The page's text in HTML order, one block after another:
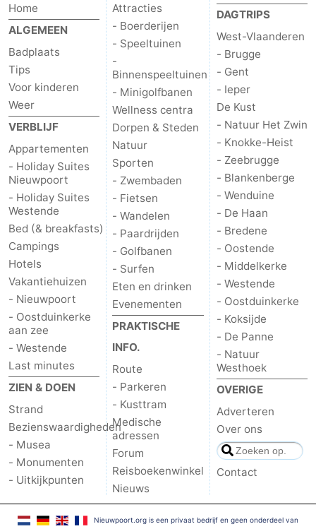
Middelkerke
-
Westende
-
Oostduinkerke
Koksijde
-
De
Panne
-
Natuur
Westhoek
Weer
Contact
Home
ALGEMEEN
Badplaats
Tips
Voor kinderen
Weer
VERBLIJF
Appartementen
- Holiday Suites
Nieuwpoort
- Holiday Suites
Westende
Bed (& breakfasts)
Campings
Hotels
Vakantiehuizen
- Nieuwpoort
- Oostduinkerke
aan zee
- Westende
Last minutes
ZIEN & DOEN
Strand
Bezienswaardigheden
- Musea
- Monumenten
- Uitkijkpunten
Attracties
- Boerderijen
- Speeltuinen
-
Binnenspeeltuinen
- Minigolfbanen
Wellness centra
Dorpen & Steden
Natuur
Sporten
- Zwembaden
- Fietsen
- Wandelen
- Paardrijden
- Golfbanen
- Surfen
Eten en drinken
Evenementen
PRAKTISCHE
INFO.
Route
- Parkeren
- Kusttram
Medische
adressen
Forum
Reisboekenwinkel
Nieuws
DAGTRIPS
West-Vlaanderen
- Brugge
- Gent
- Ieper
De Kust
- Natuur Het Zwin
- Knokke-Heist
- Zeebrugge
- Blankenberge
- Wenduine
- De Haan
- Bredene
- Oostende
- Middelkerke
- Westende
- Oostduinkerke
- Koksijde
- De Panne
- Natuur
Westhoek
OVERIGE
Adverteren
Over ons
Contact
Nieuwpoort.org is een privaat bedrijf en geen onderdeel van